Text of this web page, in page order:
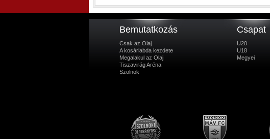
Bemutatkozás
Csak az Olaj
A kosárlabda kezdete
Megalakul az Olaj
Tiszavirág Aréna
Szolnok
Csapat
U20
U18
Megyei